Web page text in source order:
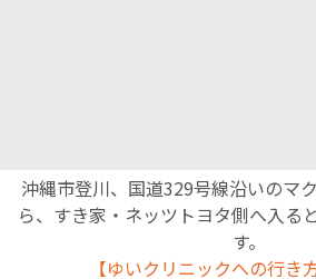
沖縄市登川、国道329号線沿いのマ
ら、すき家・ネッツトヨタ側へ入る
す。
【ゆいクリニックへの行き